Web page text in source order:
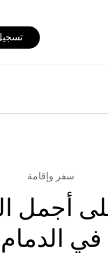
سفر وإقامة
أجمل
في الدمام